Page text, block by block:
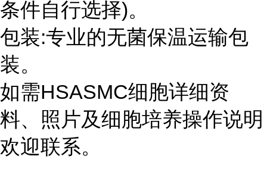
条件自行选择)。
包装:专业的无菌保温运输包
装。
如需HSASMC细胞详细资
料、照片及细胞培养操作说明
欢迎联系。